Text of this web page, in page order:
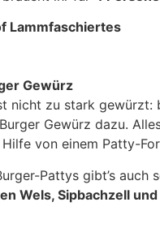
Lammfaschiertes
Gewürz
nicht zu stark gewürzt:
Gewürz dazu.
von einem Patty-
Pattys gibt’s auch
Wels, Sipbachzell